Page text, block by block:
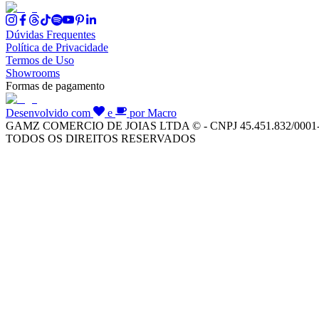
Dúvidas Frequentes
Política de Privacidade
Termos de Uso
Showrooms
Formas de pagamento
Desenvolvido com e
por Macro
GAMZ COMERCIO DE JOIAS LTDA © - CNPJ 45.451.832/
TODOS OS DIREITOS RESERVADOS